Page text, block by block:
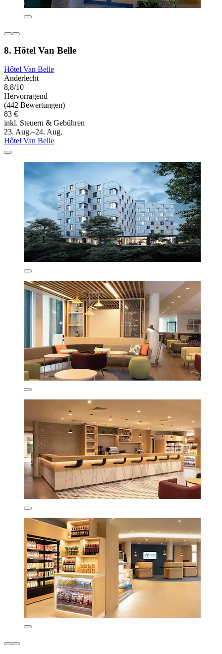
8. Hôtel Van Belle
Hôtel Van Belle
Anderlecht
8,8/10
Hervorragend
(442 Bewertungen)
83 €
inkl. Steuern & Gebühren
23. Aug.–24. Aug.
Hôtel Van Belle